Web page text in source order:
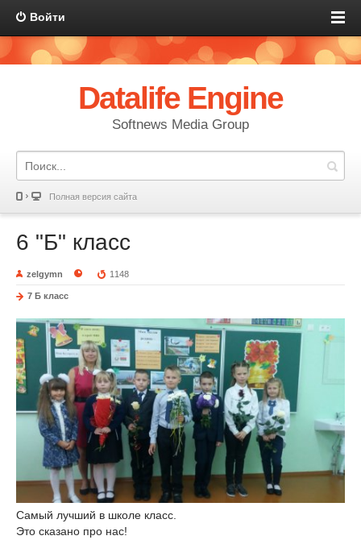
Войти
Datalife Engine
Softnews Media Group
Полная версия сайта
6 "Б" класс
zelgymn 1148
7 Б класс
Самый лучший в школе класс.
Это сказано про нас!